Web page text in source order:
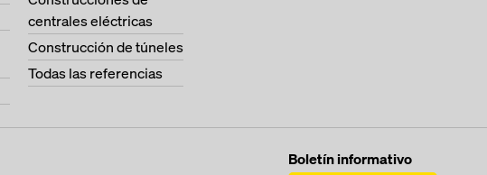
centrales eléctricas
Construcción de túneles
Todas las referencias
Boletín informativo